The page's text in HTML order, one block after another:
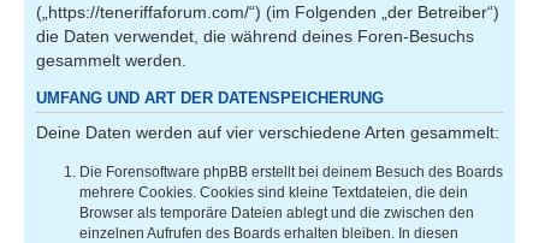
(„https://teneriffaforum.com/“) (im Folgenden „der Betreiber“)
die Daten verwendet, die während deines Foren-Besuchs
gesammelt werden.
UMFANG UND ART DER DATENSPEICHERUNG
Deine Daten werden auf vier verschiedene Arten gesammelt:
Die Forensoftware phpBB erstellt bei deinem Besuch des Boards
mehrere Cookies. Cookies sind kleine Textdateien, die dein
Browser als temporäre Dateien ablegt und die zwischen den
einzelnen Aufrufen des Boards erhalten bleiben. In diesen